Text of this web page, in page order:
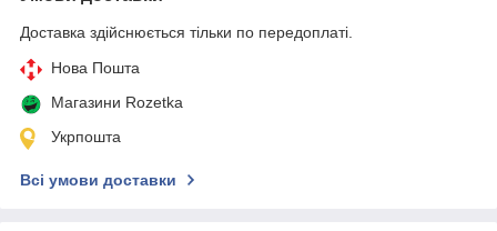
Доставка здійснюється тільки по передоплаті.
Нова Пошта
Магазини Rozetka
Укрпошта
Всі умови доставки